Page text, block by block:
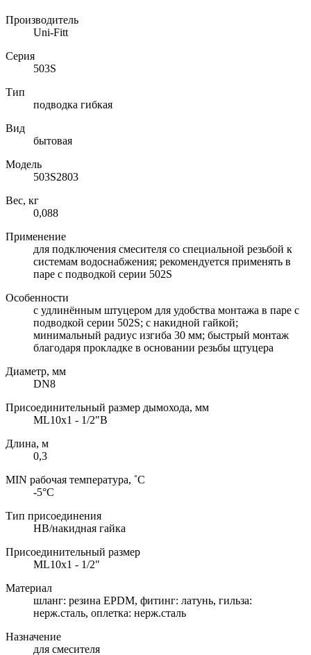
Производитель
Uni-Fitt
Серия
503S
Тип
подводка гибкая
Вид
бытовая
Модель
503S2803
Вес, кг
0,088
Применение
для подключения смесителя со специальной резьбой к
системам водоснабжения; рекомендуется применять в
паре с подводкой серии 502S
Особенности
с удлинённым штуцером для удобства монтажа в паре с
подводкой серии 502S; с накидной гайкой;
минимальный радиус изгиба 30 мм; быстрый монтаж
благодаря прокладке в основании резьбы щтуцера
Диаметр, мм
DN8
Присоединительный размер дымохода, мм
МL10х1 - 1/2"В
Длина, м
0,3
MIN рабочая температура, ˚С
-5°C
Тип присоединения
НВ/накидная гайка
Присоединительный размер
МL10х1 - 1/2"
Материал
шланг: резина EPDM, фитинг: латунь, гильза:
нерж.сталь, оплетка: нерж.сталь
Назначение
для смесителя